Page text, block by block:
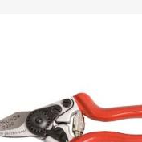
Rhododendrondünger